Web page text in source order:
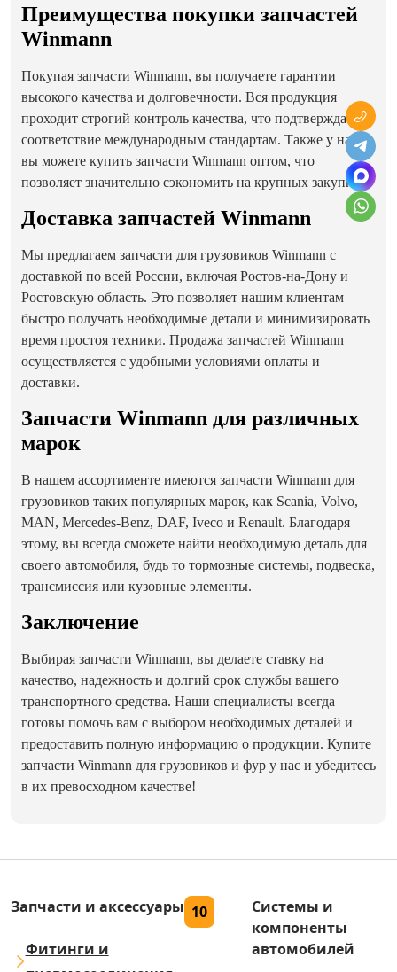
Преимущества покупки запчастей
Winmann
Покупая запчасти Winmann, вы получаете гарантии
высокого качества и долговечности. Вся продукция
проходит строгий контроль качества, что подтверждает ее
соответствие международным стандартам. Также у нас
вы можете купить запчасти Winmann оптом, что
позволяет значительно сэкономить на крупных закупках.
Доставка запчастей Winmann
Мы предлагаем запчасти для грузовиков Winmann с
доставкой по всей России, включая Ростов-на-Дону и
Ростовскую область. Это позволяет нашим клиентам
быстро получать необходимые детали и минимизировать
время простоя техники. Продажа запчастей Winmann
осуществляется с удобными условиями оплаты и
доставки.
Запчасти Winmann для различных
марок
В нашем ассортименте имеются запчасти Winmann для
грузовиков таких популярных марок, как Scania, Volvo,
MAN, Mercedes-Benz, DAF, Iveco и Renault. Благодаря
этому, вы всегда сможете найти необходимую деталь для
своего автомобиля, будь то тормозные системы, подвеска,
трансмиссия или кузовные элементы.
Заключение
Выбирая запчасти Winmann, вы делаете ставку на
качество, надежность и долгий срок службы вашего
транспортного средства. Наши специалисты всегда
готовы помочь вам с выбором необходимых деталей и
предоставить полную информацию о продукции. Купите
запчасти Winmann для грузовиков и фур у нас и убедитесь
в их превосходном качестве!
Запчасти и аксессуары 10
Фитинги и
Системы и
компоненты
автомобилей